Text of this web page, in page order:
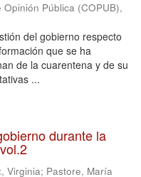
Pública (COPUB),
del gobierno respecto
que se ha
de la cuarentena y de su
...
durante la
Virginia; Pastore, María